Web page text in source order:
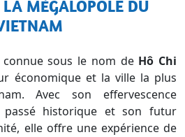
MÉGALOPOLE DU
sous le nom deHô Chi
économique et la ville la plus
Avec son effervescence
passé historique et son futur
elle offre une expérience de